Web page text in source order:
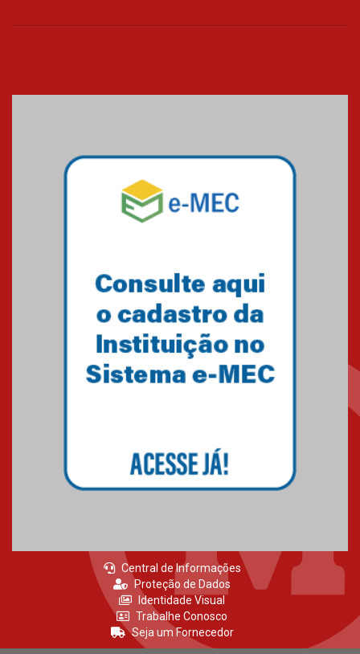
Central de Informações
Proteção de Dados
Identidade Visual
Trabalhe Conosco
Seja um Fornecedor